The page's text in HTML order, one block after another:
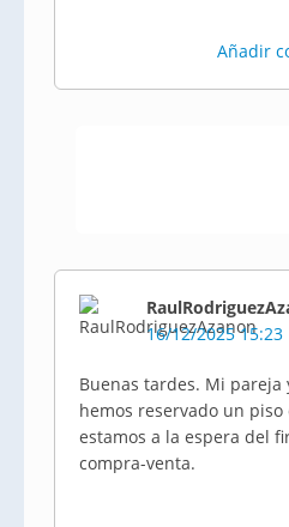
Añadir
16/12/2025 15:23
Buenas tardes. Mi pareja
hemos reservado un
estamos a la espera del
compra-venta.